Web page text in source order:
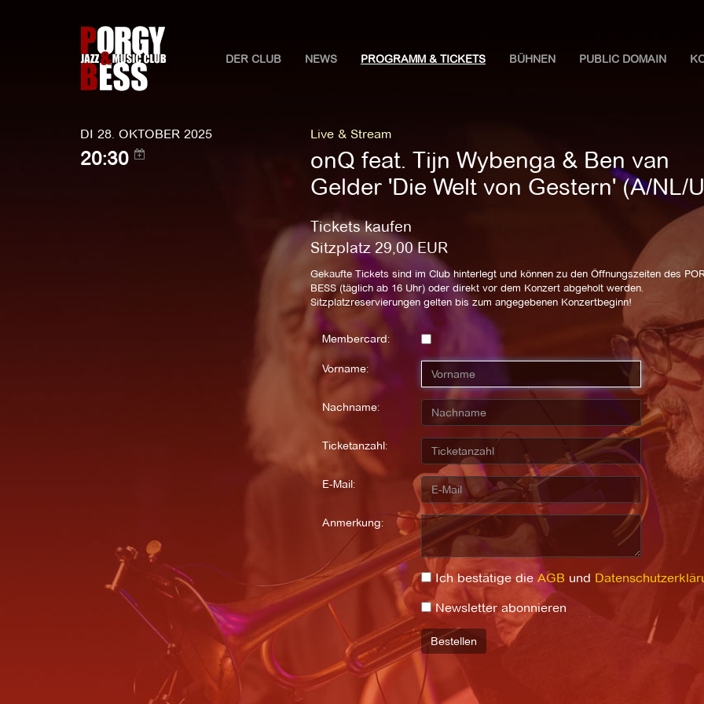
DER CLUB NEWS PROGRAMM & TICKETS BÜHNEN PUBLIC DOMAIN
DI 28. OKTOBER 2025
20:30
Live & Stream
onQ feat. Tijn Wybenga & Ben van
Gelder 'Die Welt von Gestern' (A/NL/
Tickets kaufen
Sitzplatz 29,00EUR
Gekaufte Tickets sind im Club hinterlegt und können zu den Öffnungszeiten des
BESS (täglich ab 16 Uhr) oder direkt vor dem Konzert abgeholt werden.
Sitzplatzreservierungen gelten bis zum angegebenen Konzertbeginn!
Membercard:
Vorname:
Nachname:
Ticketanzahl:
E-Mail:
Anmerkung:
Ich bestätige die AGB und
Newsletter abonnieren
Bestellen